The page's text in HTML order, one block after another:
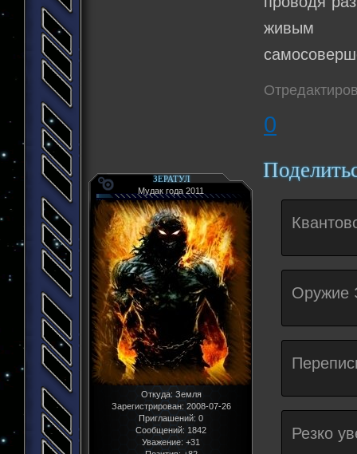
живым
0
ЗЕРАТУЛ
Мудак года 2011
Откуда: Земля
Зарегистрирован: 2008-07-26
Приглашений: 0
Сообщений: 1842
Уважение: +31
Оружие
Резко